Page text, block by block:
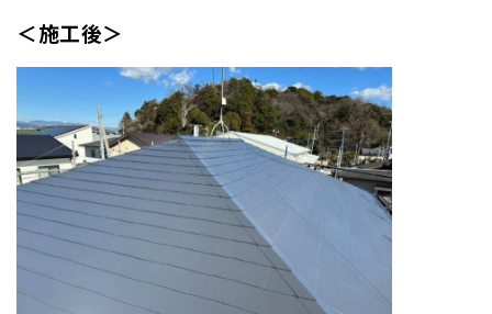
＜施工後＞